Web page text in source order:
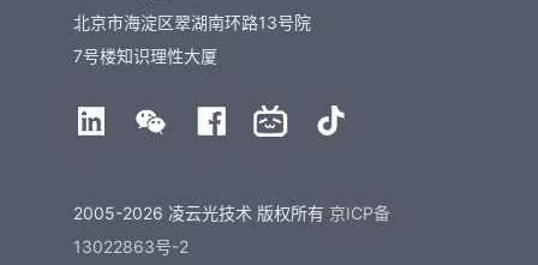
北京市海淀区翠湖南环路13号院
7号楼知识理性大厦
2005-2026 凌云光技术 版权所有 京ICP备
13022863号-2